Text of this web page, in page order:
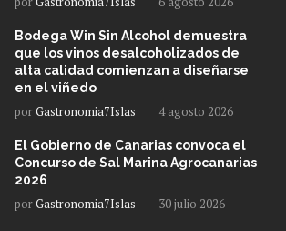
Bodega Win Sin Alcohol demuestra
que los vinos desalcoholizados de
alta calidad comienzan a diseñarse
en el viñedo
porGastronomia7Islas 4 agosto 2026
El Gobierno de Canarias convoca el
Concurso de Sal Marina Agrocanarias
2026
porGastronomia7Islas 30 julio 2026